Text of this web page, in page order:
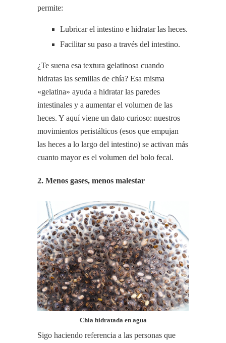
permite:
Lubricar el intestino e hidratar las heces.
Facilitar su paso a través del intestino.
¿Te suena esa textura gelatinosa cuando
hidratas las semillas de chía? Esa misma
«gelatina» ayuda a hidratar las paredes
intestinales y a aumentar el volumen de las
heces. Y aquí viene un dato curioso: nuestros
movimientos peristálticos (esos que empujan
las heces a lo largo del intestino) se activan más
cuanto mayor es el volumen del bolo fecal.
2. Menos gases, menos malestar
Chía hidratada en agua
Sigo haciendo referencia a las personas que